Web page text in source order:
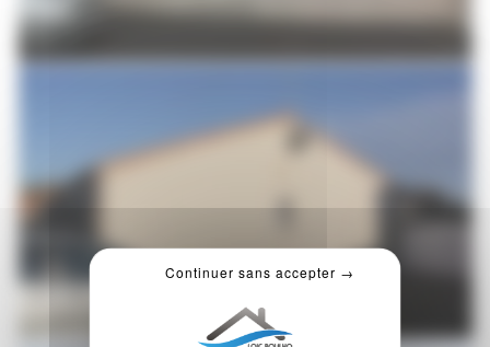
Continuer sans accepter →